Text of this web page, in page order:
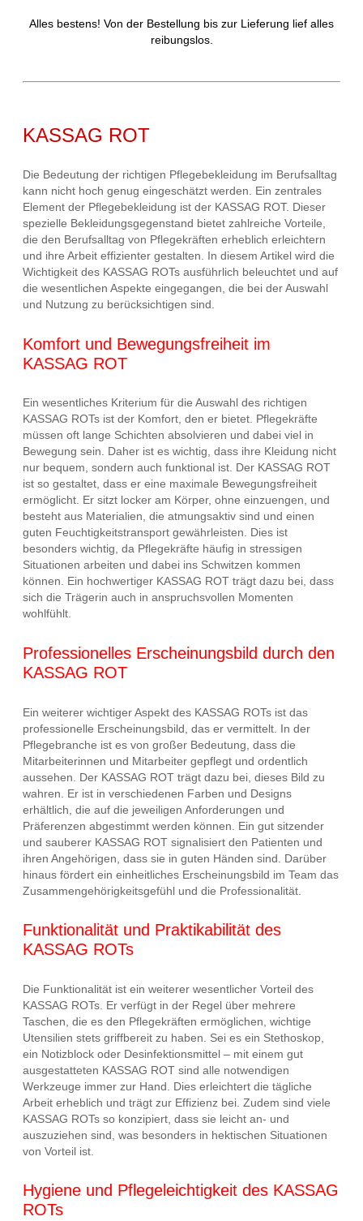
Alles bestens! Von der Bestellung bis zur Lieferung lief alles
reibungslos.
KASSAG ROT
Die Bedeutung der richtigen Pflegebekleidung im Berufsalltag
kann nicht hoch genug eingeschätzt werden. Ein zentrales
Element der Pflegebekleidung ist der KASSAG ROT. Dieser
spezielle Bekleidungsgegenstand bietet zahlreiche Vorteile,
die den Berufsalltag von Pflegekräften erheblich erleichtern
und ihre Arbeit effizienter gestalten. In diesem Artikel wird die
Wichtigkeit des KASSAG ROTs ausführlich beleuchtet und auf
die wesentlichen Aspekte eingegangen, die bei der Auswahl
und Nutzung zu berücksichtigen sind.
Komfort und Bewegungsfreiheit im
KASSAG ROT
Ein wesentliches Kriterium für die Auswahl des richtigen
KASSAG ROTs ist der Komfort, den er bietet. Pflegekräfte
müssen oft lange Schichten absolvieren und dabei viel in
Bewegung sein. Daher ist es wichtig, dass ihre Kleidung nicht
nur bequem, sondern auch funktional ist. Der KASSAG ROT
ist so gestaltet, dass er eine maximale Bewegungsfreiheit
ermöglicht. Er sitzt locker am Körper, ohne einzuengen, und
besteht aus Materialien, die atmungsaktiv sind und einen
guten Feuchtigkeitstransport gewährleisten. Dies ist
besonders wichtig, da Pflegekräfte häufig in stressigen
Situationen arbeiten und dabei ins Schwitzen kommen
können. Ein hochwertiger KASSAG ROT trägt dazu bei, dass
sich die Trägerin auch in anspruchsvollen Momenten
wohlfühlt.
Professionelles Erscheinungsbild durch den
KASSAG ROT
Ein weiterer wichtiger Aspekt des KASSAG ROTs ist das
professionelle Erscheinungsbild, das er vermittelt. In der
Pflegebranche ist es von großer Bedeutung, dass die
Mitarbeiterinnen und Mitarbeiter gepflegt und ordentlich
aussehen. Der KASSAG ROT trägt dazu bei, dieses Bild zu
wahren. Er ist in verschiedenen Farben und Designs
erhältlich, die auf die jeweiligen Anforderungen und
Präferenzen abgestimmt werden können. Ein gut sitzender
und sauberer KASSAG ROT signalisiert den Patienten und
ihren Angehörigen, dass sie in guten Händen sind. Darüber
hinaus fördert ein einheitliches Erscheinungsbild im Team das
Zusammengehörigkeitsgefühl und die Professionalität.
Funktionalität und Praktikabilität des
KASSAG ROTs
Die Funktionalität ist ein weiterer wesentlicher Vorteil des
KASSAG ROTs. Er verfügt in der Regel über mehrere
Taschen, die es den Pflegekräften ermöglichen, wichtige
Utensilien stets griffbereit zu haben. Sei es ein Stethoskop,
ein Notizblock oder Desinfektionsmittel – mit einem gut
ausgestatteten KASSAG ROT sind alle notwendigen
Werkzeuge immer zur Hand. Dies erleichtert die tägliche
Arbeit erheblich und trägt zur Effizienz bei. Zudem sind viele
KASSAG ROTs so konzipiert, dass sie leicht an- und
auszuziehen sind, was besonders in hektischen Situationen
von Vorteil ist.
Hygiene und Pflegeleichtigkeit des KASSAG
ROTs